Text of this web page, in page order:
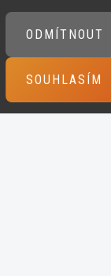
ODMÍTNOUT
SOUHLASÍM